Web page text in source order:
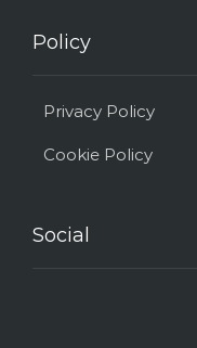
Policy
Privacy Policy
Cookie Policy
Social